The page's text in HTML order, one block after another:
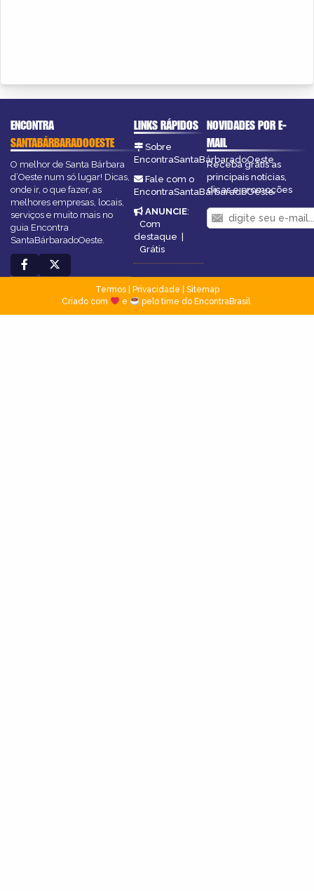
ENCONTRA
SANTABÁRBARADOOESTE
O melhor de Santa Bárbara
d’Oeste num só lugar! Dicas,
onde ir, o que fazer, as
melhores empresas, locais,
serviços e muito mais no
guia Encontra
SantaBárbaradoOeste.
LINKS RÁPIDOS
Sobre
EncontraSantaBárbaradoOeste
Fale com o
EncontraSantaBárbaradoOeste
ANUNCIE:
Com
destaque |
Grátis
NOVIDADES POR E-
MAIL
Receba grátis as
principais notícias,
dicas e promoções
Termos| Privacidade
Sitemap
Criado com
e pelo time do EncontraBrasil